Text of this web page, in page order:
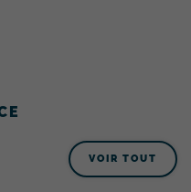
VOIR TOUT